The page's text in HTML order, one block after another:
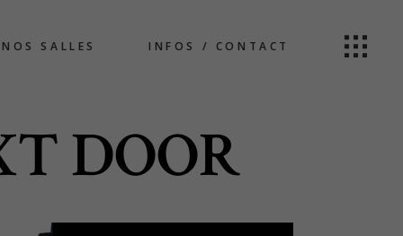
NOS SALLES INFOS / CONTACT
DOOR